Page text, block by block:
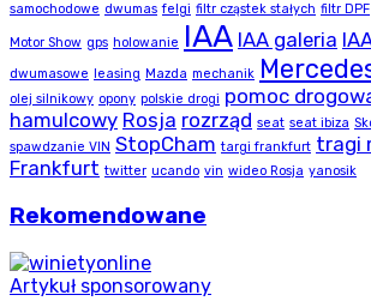
samochodowe dwumas felgi filtr cząstek stałych filtr DPF
Motor Show gps holowanie IAA IAA galeria
dwumasowe
leasing Mazda mechanik
olej silnikowy opony polskie drogi pomoc
hamulcowy Rosja rozrząd seat seat ibiza
spawdzanie VIN StopCham targi frankfurt tragi
Frankfurt twitter ucando vin wideo Rosja yanosik
Rekomendowane
Artykuł sponsorowany